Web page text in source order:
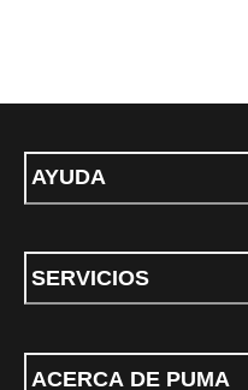
AYUDA
SERVICIOS
ACERCA DE PUMA